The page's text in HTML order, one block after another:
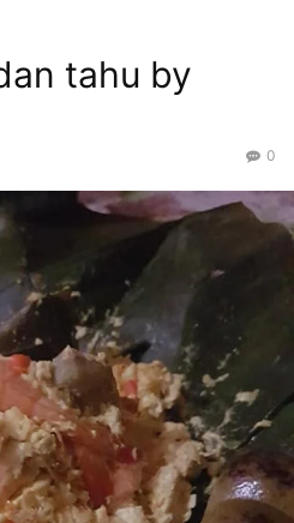
tahu by
0